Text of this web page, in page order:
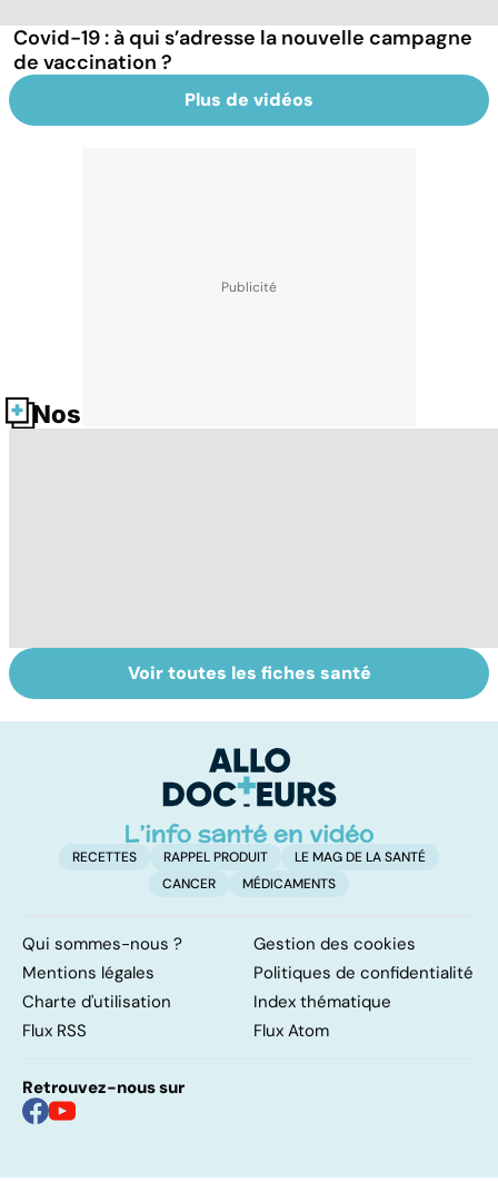
Covid-19 : à qui s’adresse la nouvelle campagne
de vaccination ?
Plus de vidéos
Nos fiches santé
Tout savoir sur
les infections
Inflammation des
amygdales : que
d'angine ?
Voir toutes les fiches santé
RECETTES RAPPEL PRODUIT
LE MAG DE LA SANTÉ
CANCER
MÉDICAMENTS
Qui sommes-nous ?
Gestion des cookies
Mentions légales
Politiques de confidentialité
Charte d'utilisation
Index thématique
Flux RSS
Flux Atom
Retrouvez-nous sur